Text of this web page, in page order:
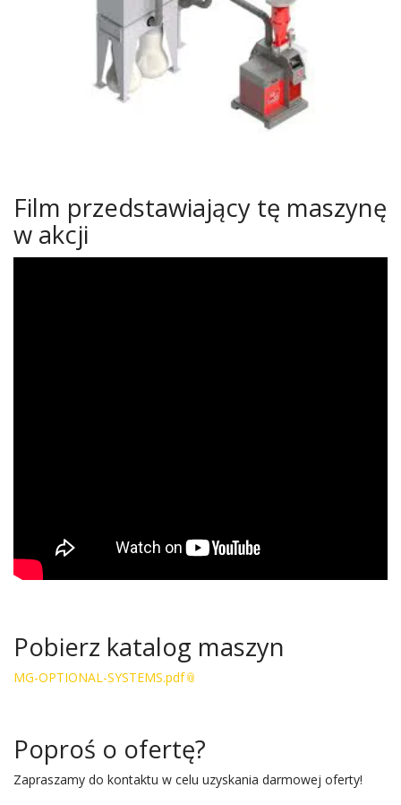
Film przedstawiający tę maszynę
w akcji
Pobierz katalog maszyn
MG-OPTIONAL-SYSTEMS.pdf
Poproś o ofertę?
Zapraszamy do kontaktu w celu uzyskania darmowej oferty!